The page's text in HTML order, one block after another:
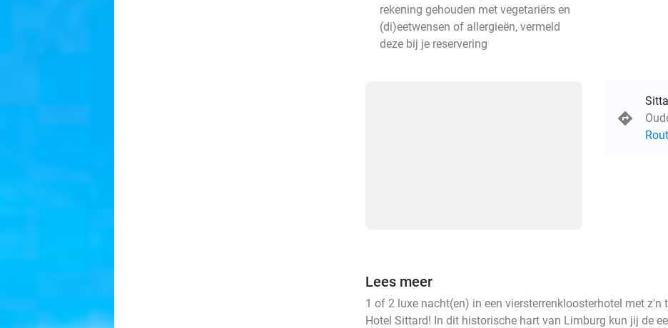
rekening gehouden met vegetariërs en
(di)eetwensen of allergieën, vermeld
deze bij je reservering
Lees meer
1 of 2 luxe nacht(en) in een viersterrenkloosterhotel met z'n
Hotel Sittard! In dit historische hart van Limburg kun jij de